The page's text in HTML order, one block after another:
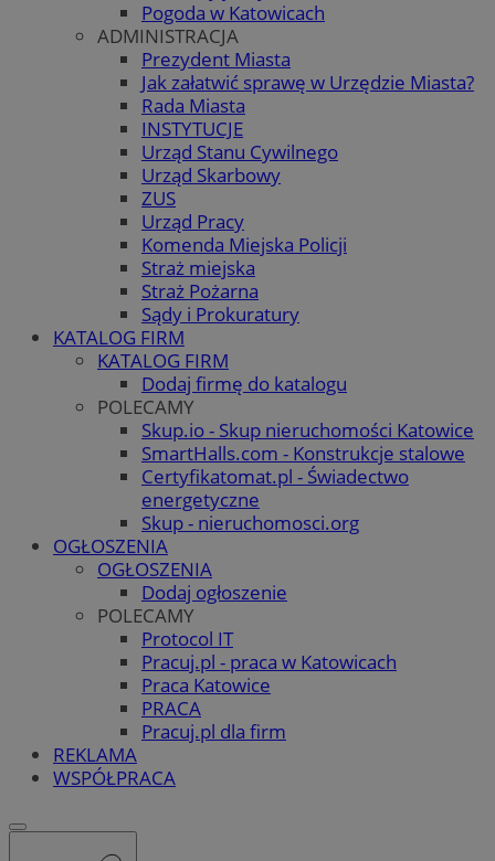
Pogoda w Katowicach
ADMINISTRACJA
Prezydent Miasta
Jak załatwić sprawę w Urzędzie Miasta?
Rada Miasta
INSTYTUCJE
Urząd Stanu Cywilnego
Urząd Skarbowy
ZUS
Urząd Pracy
Komenda Miejska Policji
Straż miejska
Straż Pożarna
Sądy i Prokuratury
KATALOG FIRM
KATALOG FIRM
Dodaj firmę do katalogu
POLECAMY
Skup.io - Skup nieruchomości Katowice
SmartHalls.com - Konstrukcje stalowe
Certyfikatomat.pl - Świadectwo
energetyczne
Skup - nieruchomosci.org
OGŁOSZENIA
OGŁOSZENIA
Dodaj ogłoszenie
POLECAMY
Protocol IT
Pracuj.pl - praca w Katowicach
Praca Katowice
PRACA
Pracuj.pl dla firm
REKLAMA
WSPÓŁPRACA